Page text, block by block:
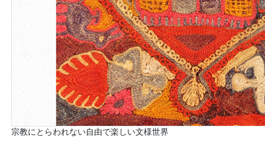
宗教にとらわれない自由で楽しい文様世界